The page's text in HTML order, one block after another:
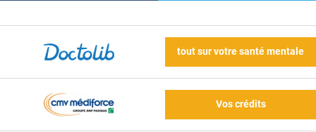
tout sur votre santé mentale
Vos crédits